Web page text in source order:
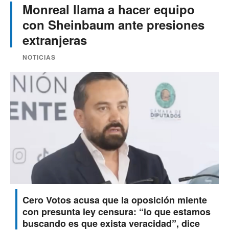
Monreal llama a hacer equipo
con Sheinbaum ante presiones
extranjeras
NOTICIAS
Cero Votos acusa que la oposición miente
con presunta ley censura: “lo que estamos
buscando es que exista veracidad”, dice